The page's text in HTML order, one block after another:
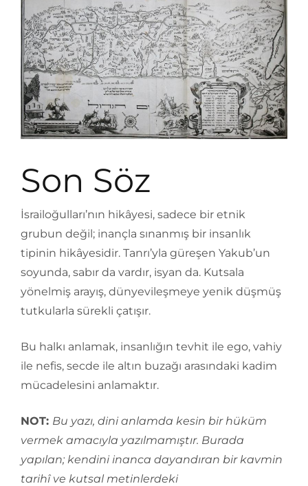
Son Söz
İsrailoğulları’nın hikâyesi, sadece bir etnik
grubun değil; inançla sınanmış bir insanlık
tipinin hikâyesidir. Tanrı’yla güreşen Yakub’un
soyunda, sabır da vardır, isyan da. Kutsala
yönelmiş arayış, dünyevileşmeye yenik düşmüş
tutkularla sürekli çatışır.
Bu halkı anlamak, insanlığın tevhit ile ego, vahiy
ile nefis, secde ile altın buzağı arasındaki kadim
mücadelesini anlamaktır.
NOT: Bu yazı, dini anlamda kesin bir hüküm
vermek amacıyla yazılmamıştır. Burada
yapılan; kendini inanca dayandıran bir kavmin
tarihî ve kutsal metinlerdeki